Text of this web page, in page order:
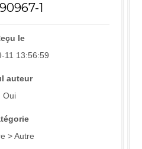
1
le
11 13:56:59
auteur
Oui
> Autre